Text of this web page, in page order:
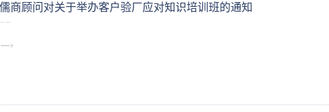
儒商顾问对关于举办客户验厂应对知识培训班的通知